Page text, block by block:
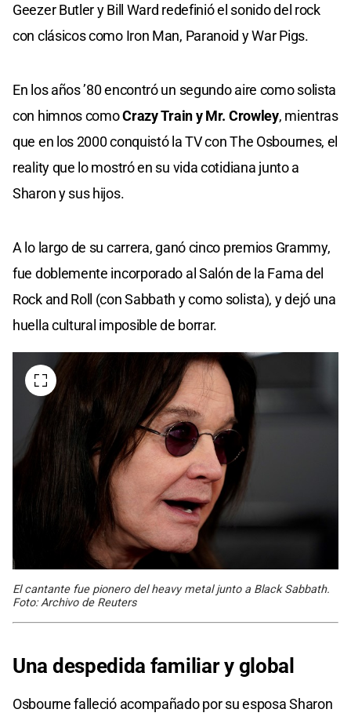
Geezer Butler y Bill Ward redefinió el sonido del rock
con clásicos como Iron Man, Paranoid y War Pigs.
En los años ’80 encontró un segundo aire como solista
con himnos comoCrazy Train y Mr. Crowley, mientras
que en los 2000 conquistó la TV con The Osbournes, el
reality que lo mostró en su vida cotidiana junto a
Sharon y sus hijos.
A lo largo de su carrera, ganó cinco premios Grammy,
fue doblemente incorporado al Salón de la Fama del
Rock and Roll (con Sabbath y como solista), y dejó una
huella cultural imposible de borrar.
El cantante fue pionero del heavy metal junto a Black Sabbath.
Foto: Archivo de Reuters
Una despedida familiar y global
Osbourne falleció acompañado por su esposa Sharon